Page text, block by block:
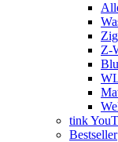
Z-
tink
Bestseller